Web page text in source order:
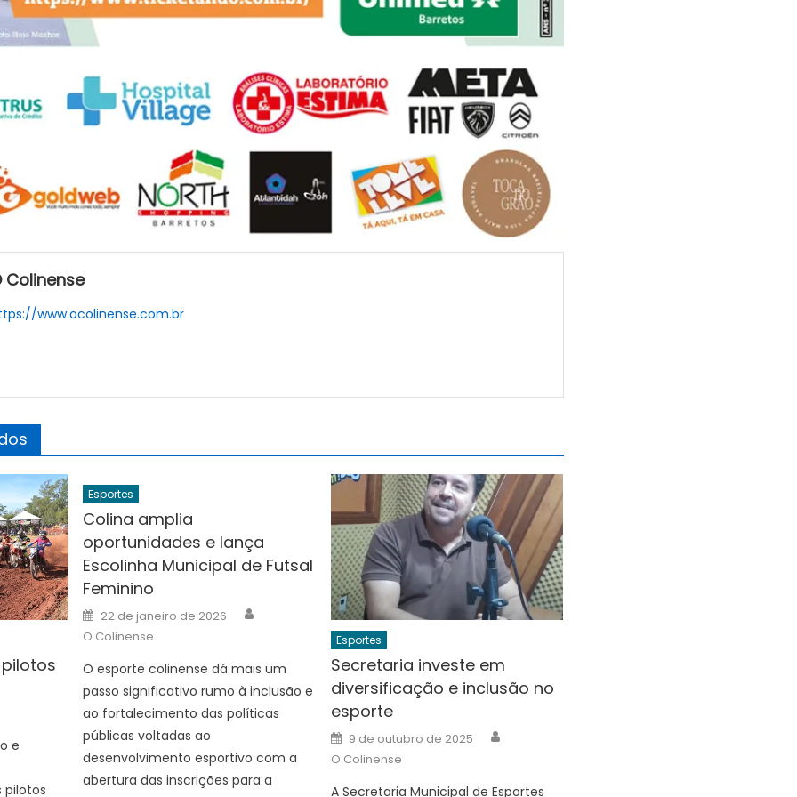
Colinense
www.ocolinense.com.br
pilotos
e
pilotos
Esportes
Colina amplia
oportunidades e lança
Escolinha Municipal de Futsal
Feminino
Posted
on
22 de janeiro de 2026
O Colinense
O esporte colinense dá mais um
passo significativo rumo à inclusão e
ao fortalecimento das políticas
públicas voltadas ao
desenvolvimento esportivo com a
abertura das inscrições para a
Esportes
Secretaria investe em
diversificação e inclusão no
esporte
Posted
on
9 de outubro de 2025
O Colinense
A Secretaria Municipal de Esportes